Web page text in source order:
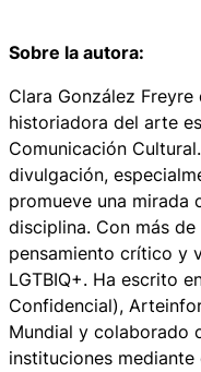
Sobre la autora:
Clara González Freyre
historiadora del arte
Comunicación
divulgación,
promueve una mirada
disciplina. Con más
pensamiento crítico y
LGTBIQ+. Ha escrito
Confidencial),
Mundial y colaborado
instituciones mediante